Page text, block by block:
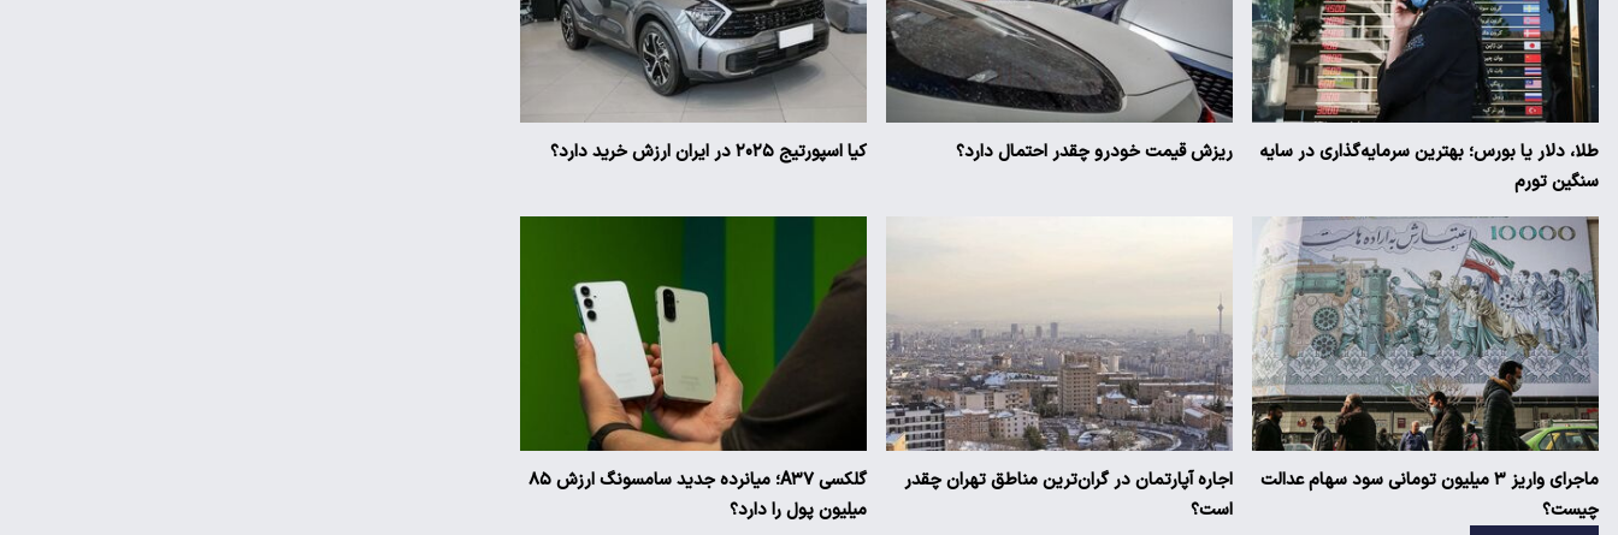
طلا، دلار یا بورس؛ بهترین سرمایه‌گذاری در سایه
سنگین تورم
ریزش قیمت خودرو چقدر احتمال دارد؟ کیا اسپورتیج ۲۰۲۵ در ایران ارزش خرید دارد؟
ماجرای واریز ۳ میلیون تومانی سود سهام عدالت
چیست؟
اجاره آپارتمان در گران‌ترین مناطق تهران چقدر
است؟
گلکسی A۳۷؛ میانرده جدید سامسونگ ارزش ۸۵
میلیون پول را دارد؟